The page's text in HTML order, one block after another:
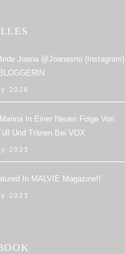
Joana @joanasno (Instagram)
2026
In Einer Neuen Folge Von
Und Tränen Bei VOX
2023
In MALVIE Magazine!!
2023